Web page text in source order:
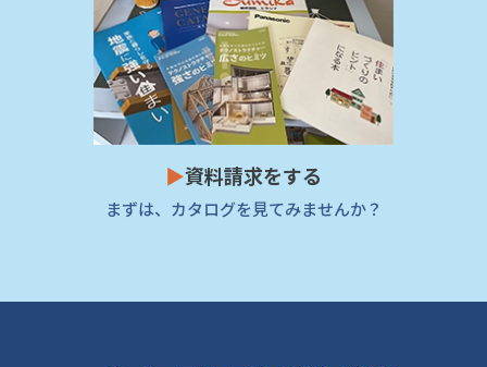
▶資料請求をする
まずは、カタログを見てみませんか？